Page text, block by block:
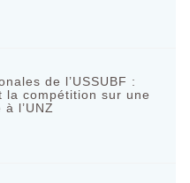
de l’USSUBF :
la compétition sur une
l’UNZ